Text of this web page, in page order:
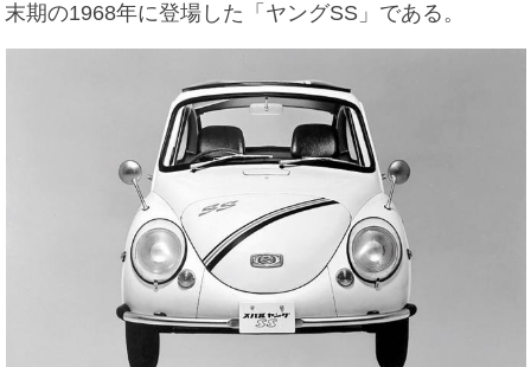
末期の1968年に登場した「ヤングSS」である。